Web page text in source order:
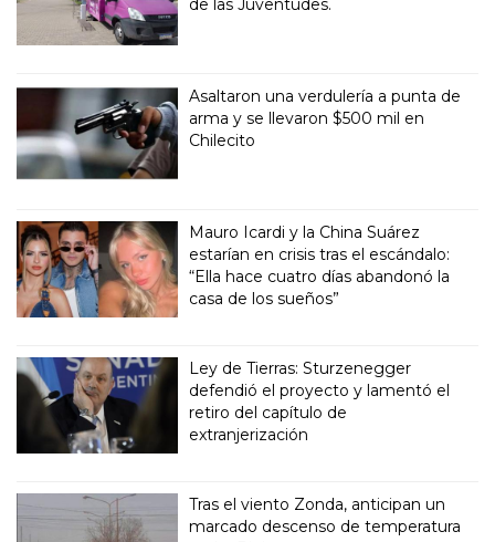
de las Juventudes.
Asaltaron una verdulería a punta de
arma y se llevaron $500 mil en
Chilecito
Mauro Icardi y la China Suárez
estarían en crisis tras el escándalo:
“Ella hace cuatro días abandonó la
casa de los sueños”
Ley de Tierras: Sturzenegger
defendió el proyecto y lamentó el
retiro del capítulo de
extranjerización
Tras el viento Zonda, anticipan un
marcado descenso de temperatura